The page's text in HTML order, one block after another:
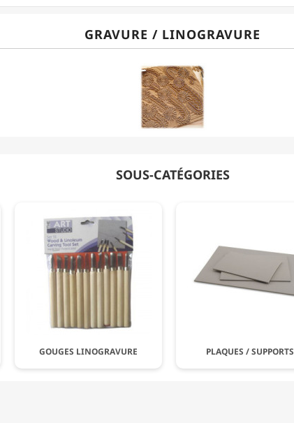
GRAVURE / LINOGRAVURE
SOUS-CATÉGORIES
GOUGES LINOGRAVURE PLAQUES / SUPPORTS